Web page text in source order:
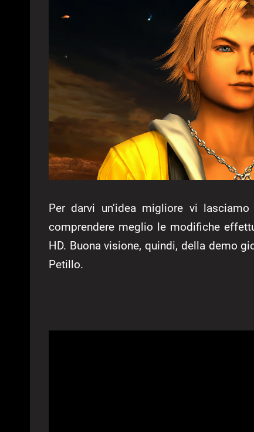
Per darvi un’idea migliore vi
comprendere meglio le modifiche
HD. Buona visione, quindi, della demo
Petillo.